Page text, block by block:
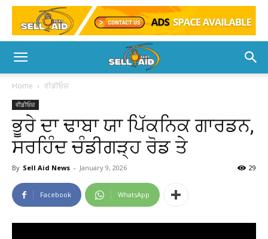
Home ਵੀਡੀਓਜ਼
ਵੀਡੀਓਜ਼
ਭੂਰੇ ਦਾ ਢਾਬਾ ਯਾ ਪਿੱਕਨਿਕ ਗਾਰਡਨ,
ਸਰਹਿੰਦ ਚੰਡੀਗੜ੍ਹ ਰੋਡ ਤੇ
By Sell Aid News - January 9, 2026 29
Facebook WhatsApp